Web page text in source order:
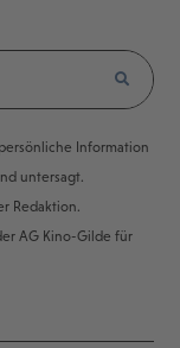
Information
untersagt.
Redaktion.
AG Kino-Gilde für